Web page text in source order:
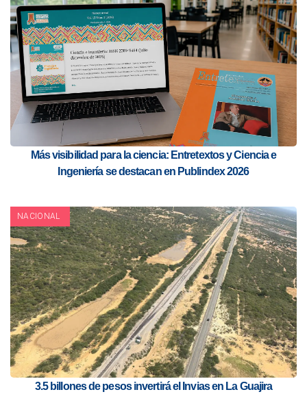
Más visibilidad para la ciencia: Entretextos y Ciencia e
Ingeniería se destacan en Publindex 2026
NACIONAL
3.5 billones de pesos invertirá el Invias en La Guajira